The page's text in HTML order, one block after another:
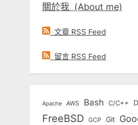
關於我 (About me)
文章 RSS Feed
留言 RSS Feed
Apache AWS Bash C/C++
FreeBSD GCP Git